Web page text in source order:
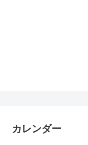
カレンダー